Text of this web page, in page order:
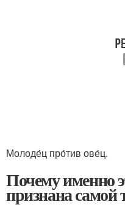
Молоде́ц про́тив ове́ц.
Почему именно
признана самой